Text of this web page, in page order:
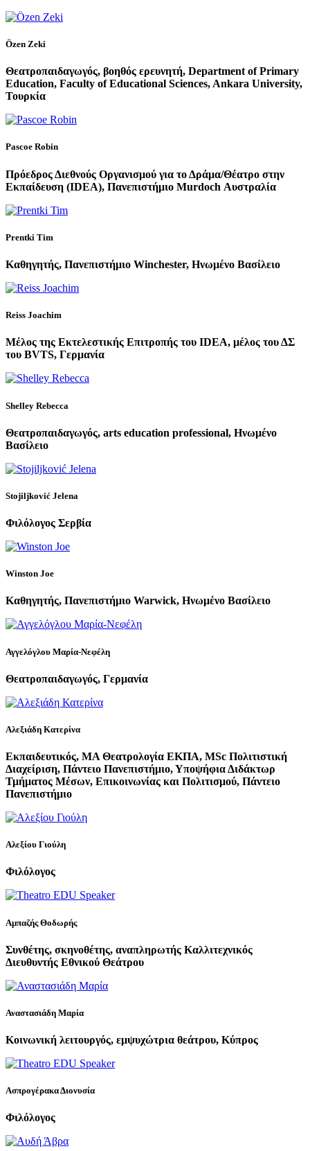
Özen Zeki
Θεατροπαιδαγωγός, βοηθός ερευνητή, Department of Primary
Education, Faculty of Educational Sciences, Ankara University,
Τουρκία
Pascoe Robin
Πρόεδρος Διεθνούς Οργανισμού για το Δράμα/Θέατρο στην
Εκπαίδευση (ΙDEA), Πανεπιστήμιο Murdoch Αυστραλία
Prentki Tim
Καθηγητής, Πανεπιστήμιο Winchester, Ηνωμένο Βασίλειο
Reiss Joachim
Μέλος της Εκτελεστικής Επιτροπής του IDEA, μέλος του ΔΣ
του BVTS, Γερμανία
Shelley Rebecca
Θεατροπαιδαγωγός, arts education professional, Ηνωμένο
Βασίλειο
Stojiljković Jelena
Φιλόλογος Σερβία
Winston Joe
Καθηγητής, Πανεπιστήμιο Warwick, Ηνωμένο Βασίλειο
Αγγελόγλου Μαρία-Νεφέλη
Θεατροπαιδαγωγός, Γερμανία
Αλεξιάδη Κατερίνα
Εκπαιδευτικός, MA Θεατρολογία ΕΚΠΑ, MSc Πολιτιστική
Διαχείριση, Πάντειο Πανεπιστήμιο, Υποψήφια Διδάκτωρ
Τμήματος Μέσων, Επικοινωνίας και Πολιτισμού, Πάντειο
Πανεπιστήμιο
Αλεξίου Γιούλη
Φιλόλογος
Αμπαζής Θοδωρής
Συνθέτης, σκηνοθέτης, αναπληρωτής Καλλιτεχνικός
Διευθυντής Εθνικού Θεάτρου
Αναστασιάδη Μαρία
Κοινωνική λειτουργός, εμψυχώτρια θεάτρου, Κύπρος
Ασπρογέρακα Διονυσία
Φιλόλογος